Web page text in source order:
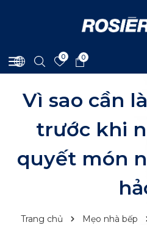
0 0
Vì sao cần
trước khi
quyết món
Trang chủ Mẹo nhà bếp